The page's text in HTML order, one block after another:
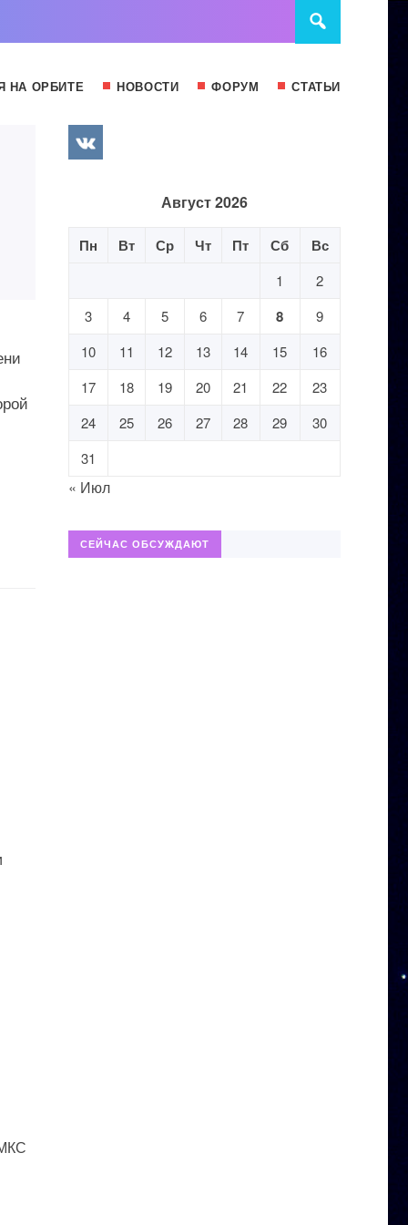
НА ОРБИТЕ НОВОСТИ ФОРУМ СТАТЬИ
Август 2026
Пн Вт Ср Чт Пт Сб Вс
1
2
3
4 5 6 7 8
9
10
11 12 13 14 15
16
17
18 19 20 21 22
23
24
25 26 27 28 29
30
31
« Июл
СЕЙЧАС ОБСУЖДАЮТ